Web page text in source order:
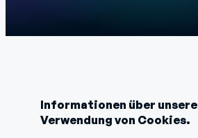
Informationen über unsere
Verwendung von Cookies.